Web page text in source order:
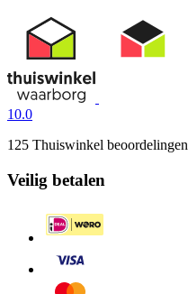
10.0
125 Thuiswinkel beoordelingen
Veilig betalen